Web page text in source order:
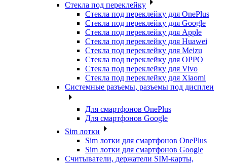
Стекла под переклейку
Стекла под переклейку для OnePlus
Стекла под переклейку для Google
Стекла под переклейку для Apple
Стекла под переклейку для Huawei
Стекла под переклейку для Meizu
Стекла под переклейку для OPPO
Стекла под переклейку для Vivo
Стекла под переклейку для Xiaomi
Системные разъемы, разъемы под дисплеи
Для смартфонов OnePlus
Для смартфонов Google
Sim лотки
Sim лотки для смартфонов OnePlus
Sim лотки для смартфонов Google
Считыватели, держатели SIM-карты,